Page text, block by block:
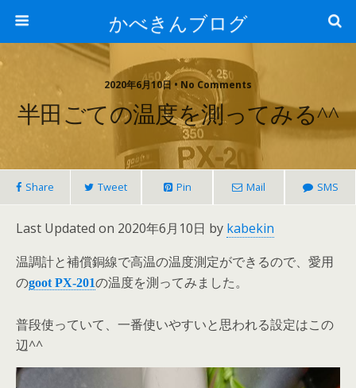
かべきんブログ
2020年6月10日 • No Comments
半田ごての温度を測ってみる^^
Share Tweet Pin Mail SMS
Last Updated on 2020年6月10日 by kabekin
温調計と補償銅線で高温の温度測定ができるので、愛用
のgoot PX-201の温度を測ってみました。
普段使っていて、一番使いやすいと思われる設定はこの
辺^^